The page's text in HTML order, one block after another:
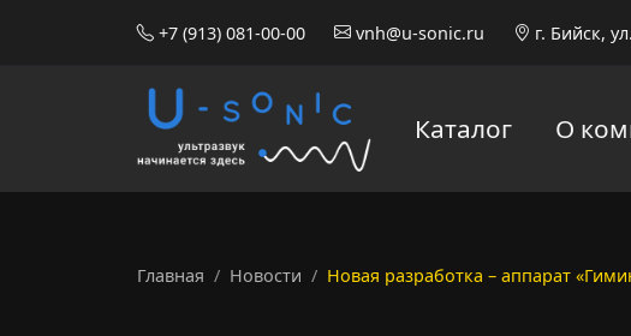
+7 (913) 081-00-00 vnh@u-sonic.ru г. Бийск,
Каталог О
Главная Новости Новая разработка – аппарат